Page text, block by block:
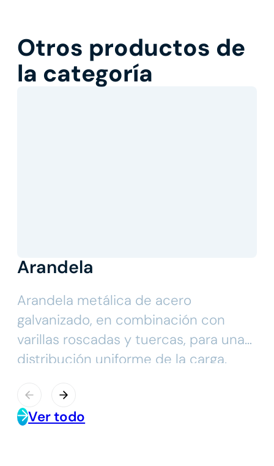
Otros productos de
la categoría
Arandela
Arandela metálica de acero
galvanizado, en combinación con
varillas roscadas y tuercas, para una
distribución uniforme de la carga.
Ver todo